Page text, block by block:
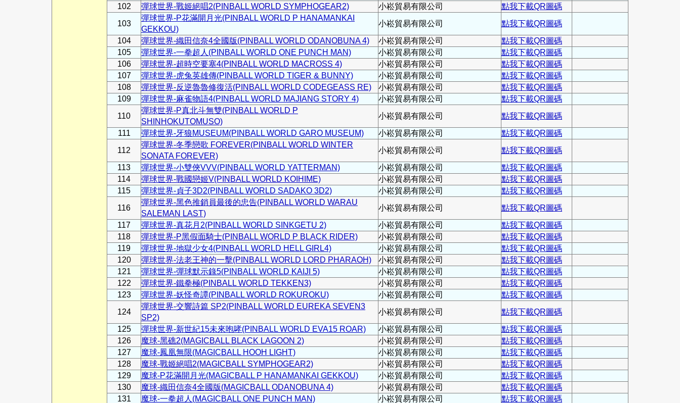
102
彈球世界-戰姬絕唱2(PINBALL WORLD SYMPHOGEAR2) 小崧貿易有限公司
點我下載QR圖碼
103
彈球世界-P花滿開月光(PINBALL WORLD P HANAMANKAI
GEKKOU)
小崧貿易有限公司
點我下載QR圖碼
104
彈球世界-織田信奈4全國版(PINBALL WORLD ODANOBUNA 4) 小崧貿易有限公司
點我下載QR圖碼
105
彈球世界-一拳超人(PINBALL WORLD ONE PUNCH MAN) 小崧貿易有限公司
點我下載QR圖碼
106
彈球世界-超時空要塞4(PINBALL WORLD MACROSS 4) 小崧貿易有限公司
點我下載QR圖碼
107
彈球世界-虎兔英雄傳(PINBALL WORLD TIGER & BUNNY) 小崧貿易有限公司
點我下載QR圖碼
108
彈球世界-反逆魯魯修復活(PINBALL WORLD CODEGEASS RE) 小崧貿易有限公司
點我下載QR圖碼
109
彈球世界-麻雀物語4(PINBALL WORLD MAJIANG STORY 4) 小崧貿易有限公司
點我下載QR圖碼
110
彈球世界-P真北斗無雙(PINBALL WORLD P
SHINHOKUTOMUSO)
小崧貿易有限公司
點我下載QR圖碼
111
彈球世界-牙狼MUSEUM(PINBALL WORLD GARO MUSEUM) 小崧貿易有限公司
點我下載QR圖碼
112
彈球世界-冬季戀歌 FOREVER(PINBALL WORLD WINTER
SONATA FOREVER)
小崧貿易有限公司
點我下載QR圖碼
113
彈球世界-小雙俠VVV(PINBALL WORLD YATTERMAN) 小崧貿易有限公司
點我下載QR圖碼
114
彈球世界-戰國戀姬V(PINBALL WORLD KOIHIME) 小崧貿易有限公司
點我下載QR圖碼
115
彈球世界-貞子3D2(PINBALL WORLD SADAKO 3D2) 小崧貿易有限公司
點我下載QR圖碼
116
彈球世界-黑色推銷員最後的忠告(PINBALL WORLD WARAU
SALEMAN LAST)
小崧貿易有限公司
點我下載QR圖碼
117
彈球世界-真花月2(PINBALL WORLD SINKGETU 2) 小崧貿易有限公司
點我下載QR圖碼
118
彈球世界-P黑假面騎士(PINBALL WORLD P BLACK RIDER) 小崧貿易有限公司
點我下載QR圖碼
119
彈球世界-地獄少女4(PINBALL WORLD HELL GIRL4) 小崧貿易有限公司
點我下載QR圖碼
120
彈球世界-法老王神的一擊(PINBALL WORLD LORD PHARAOH) 小崧貿易有限公司
點我下載QR圖碼
121
彈球世界-彈球默示錄5(PINBALL WORLD KAIJI 5) 小崧貿易有限公司
點我下載QR圖碼
122
彈球世界-鐵拳極(PINBALL WORLD TEKKEN3) 小崧貿易有限公司
點我下載QR圖碼
123
彈球世界-妖怪奇譚(PINBALL WORLD ROKUROKU) 小崧貿易有限公司
點我下載QR圖碼
124
彈球世界-交響詩篇 SP2(PINBALL WORLD EUREKA SEVEN3
SP2)
小崧貿易有限公司
點我下載QR圖碼
125
彈球世界-新世紀15未來咆哮(PINBALL WORLD EVA15 ROAR) 小崧貿易有限公司
點我下載QR圖碼
126
魔球-黑礁2(MAGICBALL BLACK LAGOON 2) 小崧貿易有限公司
點我下載QR圖碼
127
魔球-鳳凰無限(MAGICBALL HOOH LIGHT) 小崧貿易有限公司
點我下載QR圖碼
128
魔球-戰姬絕唱2(MAGICBALL SYMPHOGEAR2) 小崧貿易有限公司
點我下載QR圖碼
129
魔球-P花滿開月光(MAGICBALL P HANAMANKAI GEKKOU) 小崧貿易有限公司
點我下載QR圖碼
130
魔球-織田信奈4全國版(MAGICBALL ODANOBUNA 4) 小崧貿易有限公司
點我下載QR圖碼
131
魔球-一拳超人(MAGICBALL ONE PUNCH MAN) 小崧貿易有限公司 點我下載QR圖碼